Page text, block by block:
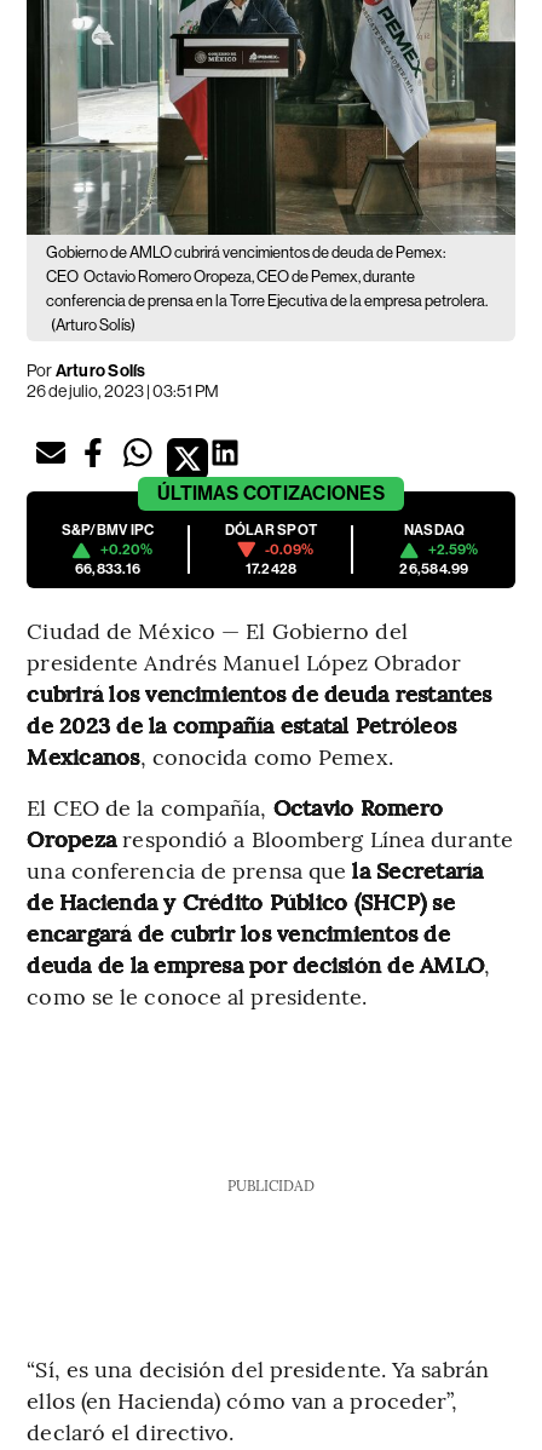
Gobierno de AMLO cubrirá vencimientos de deuda de Pemex:
CEO Octavio Romero Oropeza, CEO de Pemex, durante
conferencia de prensa en la Torre Ejecutiva de la empresa petrolera.
(Arturo Solís)
PorArturo Solís
26 de julio, 2023 | 03:51 PM
ÚLTIMAS COTIZACIONES
S&P/BMV IPC
+0.20%
66,833.16
DÓLAR SPOT
-0.09%
17.2428
NASDAQ
+2.59%
26,584.99
Ciudad de México — El Gobierno del
presidente Andrés Manuel López Obrador
cubrirá los vencimientos de deuda restantes
de 2023 de la compañía estatal Petróleos
Mexicanos, conocida como Pemex.
El CEO de la compañía, Octavio Romero
Oropezarespondió a Bloomberg Línea durante
una conferencia de prensa quela Secretaría
de Hacienda y Crédito Público (SHCP) se
encargará de cubrir los vencimientos de
deuda de la empresa por decisión de AMLO,
como se le conoce al presidente.
PUBLICIDAD
“Sí, es una decisión del presidente. Ya sabrán
ellos (en Hacienda) cómo van a proceder”,
declaró el directivo.